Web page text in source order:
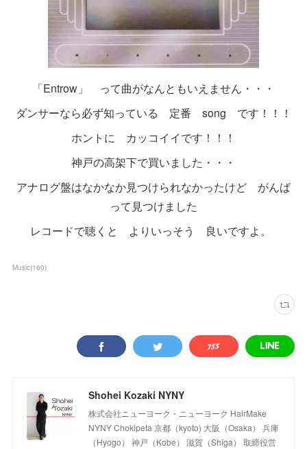
「Entrow」 って曲がなんともいえません・・・
ダンサーなら必ず知っている 定番 song です！！！
ホントに カッコイイです！！！
神戸の高架下で買いました・・・
アナログ盤はなかなか見つけられなかったけど がんば
って見つけました
レコードで聴くと よりいっそう 良いですよ。
Music(160)
Shohei Kozaki NYNY
株式会社ニューヨーク・ニューヨーク HairMake
NYNY Chokipeta 京都（kyoto) 大阪（Osaka） 兵庫
（Hyogo） 神戸（Kobe） 滋賀（Shiga） 取締役営